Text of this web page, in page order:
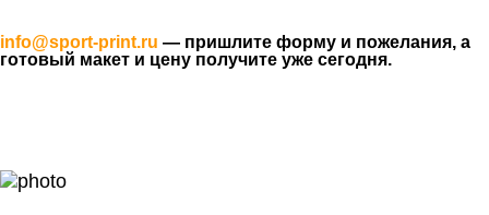
info@sport-print.ru — пришлите форму и пожелания, а
готовый макет и цену получите уже сегодня.